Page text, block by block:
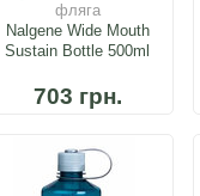
фляга
Nalgene Wide Mouth
Sustain Bottle 500ml
703 грн.